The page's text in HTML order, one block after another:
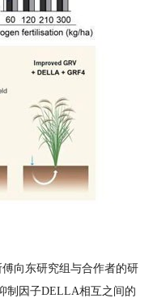
向东研究组与合作者的研
制因子DELLA相互之间的